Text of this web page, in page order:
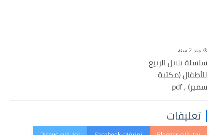
منذ 2 سنة
سلسلة بلابل الربيع
للأطفال (مكتبة
سمير) , pdf
تعليقات